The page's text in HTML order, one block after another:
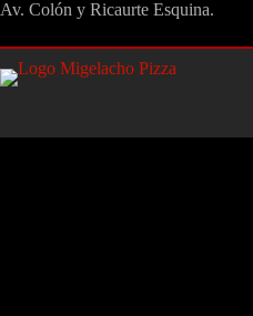
Saltar
contenido
Av. Colón y Ricaurte Esquina.